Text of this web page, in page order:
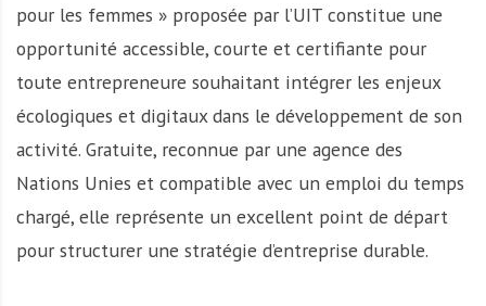
pour les femmes » proposée par l’UIT constitue une
opportunité accessible, courte et certifiante pour
toute entrepreneure souhaitant intégrer les enjeux
écologiques et digitaux dans le développement de son
activité. Gratuite, reconnue par une agence des
Nations Unies et compatible avec un emploi du temps
chargé, elle représente un excellent point de départ
pour structurer une stratégie d’entreprise durable.